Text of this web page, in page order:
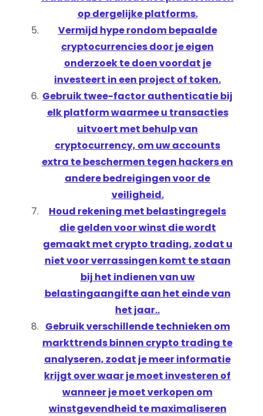
op dergelijke platforms.
Vermijd hype rondom bepaalde
cryptocurrencies door je eigen
onderzoek te doen voordat je
investeert in een project of token.
Gebruik twee-factor authenticatie bij
elk platform waarmee u transacties
uitvoert met behulp van
cryptocurrency, om uw accounts
extra te beschermen tegen hackers en
andere bedreigingen voor de
veiligheid.
Houd rekening met belastingregels
die gelden voor winst die wordt
gemaakt met crypto trading, zodat u
niet voor verrassingen komt te staan
bij het indienen van uw
belastingaangifte aan het einde van
het jaar..
Gebruik verschillende technieken om
markttrends binnen crypto trading te
analyseren, zodat je meer informatie
krijgt over waar je moet investeren of
wanneer je moet verkopen om
winstgevendheid te maximaliseren